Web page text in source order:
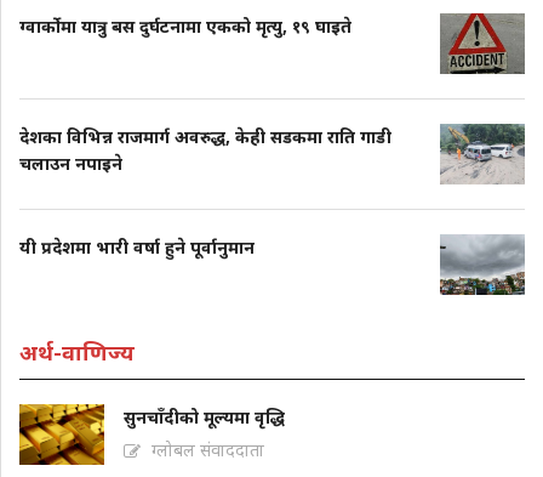
ग्वार्कोमा यात्रु बस दुर्घटनामा एकको मृत्यु, १९ घाइते
देशका विभिन्न राजमार्ग अवरुद्ध, केही सडकमा राति गाडी
चलाउन नपाइने
यी प्रदेशमा भारी वर्षा हुने पूर्वानुमान
अर्थ-वाणिज्य
सुनचाँदीको मूल्यमा वृद्धि
ग्लोबल संवाददाता